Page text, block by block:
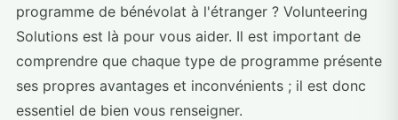
programme de bénévolat à l'étranger ? Volunteering
Solutions est là pour vous aider. Il est important de
comprendre que chaque type de programme présente
ses propres avantages et inconvénients ; il est donc
essentiel de bien vous renseigner.